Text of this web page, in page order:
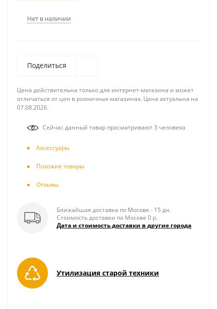
Нет в наличии
Поделиться
Цена действительна только для интернет-магазина и может
отличаться от цен в розничных магазинах. Цена актуальна на
07.08.2026.
Сейчас данный товар просматривают 3 человека
Аксесcуары
Похожие товары
Отзывы
Ближайшая доставка по Москве - 15 дн.
Стоимость доставки по Москве 0 р.
Дата и стоимость доставки в другие города
Утилизация старой техники